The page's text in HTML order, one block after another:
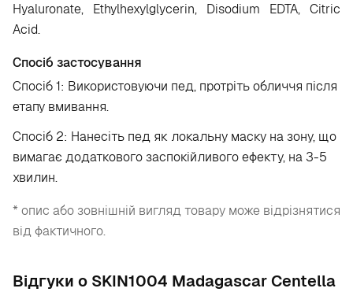
Hyaluronate, Ethylhexylglycerin, Disodium EDTA, Citric
Acid.
Спосіб застосування
Спосіб 1: Використовуючи пед, протріть обличчя після
етапу вмивання.
Спосіб 2: Нанесіть пед як локальну маску на зону, що
вимагає додаткового заспокійливого ефекту, на 3-5
хвилин.
* опис або зовнішній вигляд товару може відрізнятися
від фактичного.
Відгуки о SKIN1004 Madagascar Centella